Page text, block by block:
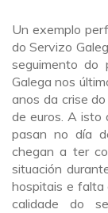
Un exemplo
do Servizo
seguimento do
Galega nos
anos da crise
de euros. A isto
pasan no día
chegan a ter
situación
hospitais e falta
calidade do